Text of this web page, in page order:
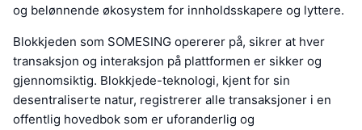
og belønnende økosystem for innholdsskapere og lyttere.
Blokkjeden som SOMESING opererer på, sikrer at hver
transaksjon og interaksjon på plattformen er sikker og
gjennomsiktig. Blokkjede-teknologi, kjent for sin
desentraliserte natur, registrerer alle transaksjoner i en
offentlig hovedbok som er uforanderlig og